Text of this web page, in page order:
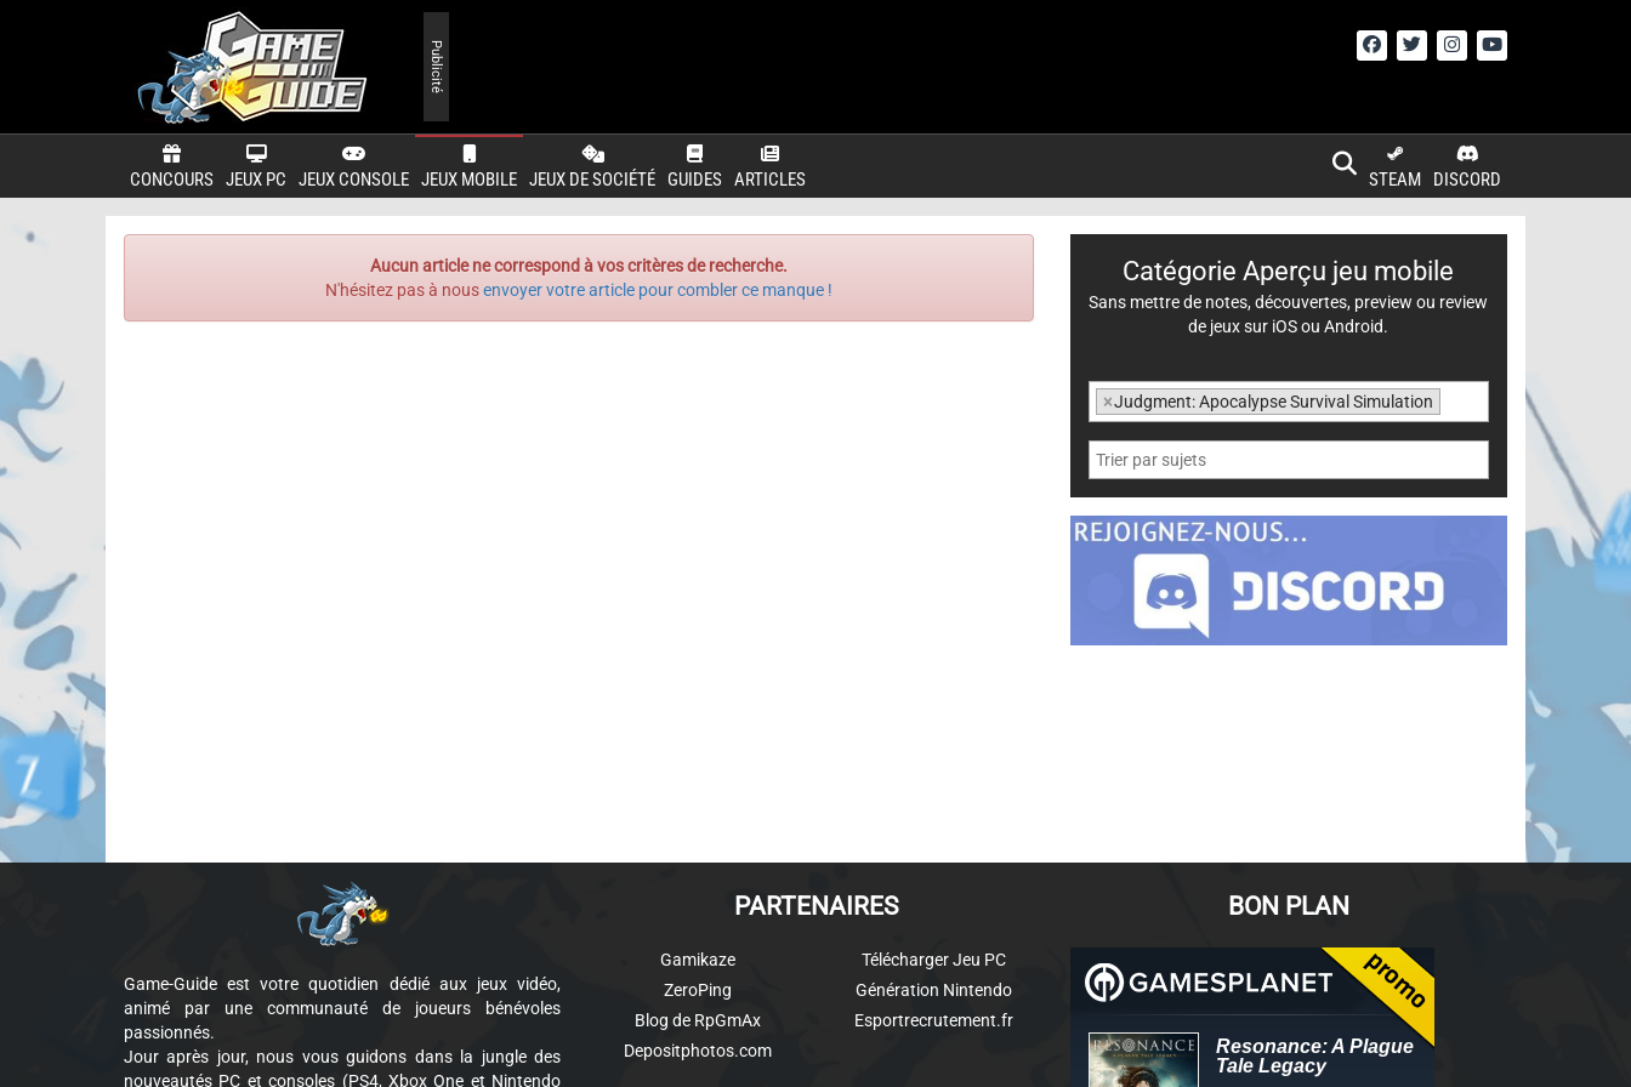
CONCOURS JEUX PC JEUX CONSOLE JEUX MOBILE JEUX DE SOCIÉTÉ GUIDES ARTICLES DISCORD
STEAM
Publicité
Aucun article ne correspond à vos critères de recherche.
N'hésitez pas à nousenvoyer votre article pour combler ce manque !
Catégorie Aperçu jeu mobile
Sans mettre de notes, découvertes, preview ou review
de jeux sur iOS ou Android.
×Judgment: Apocalypse Survival Simulation
Game-Guide est votre quotidien dédié aux jeux vidéo,
animé par une communauté de joueurs bénévoles
passionnés.
Jour après jour, nous vous guidons dans la jungle des
nouveautés PC et consoles (PS4, Xbox One et Nintendo
PARTENAIRES
Gamikaze
ZeroPing
Blog de RpGmAx
Depositphotos.com
Télécharger Jeu PC
Génération Nintendo
Esportrecrutement.fr
BON PLAN